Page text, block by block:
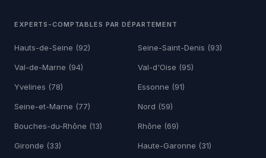
EXPERTS-COMPTABLES PAR DÉPARTEMENT
Hauts-de-Seine (92) Seine-Saint-Denis (93)
Val-de-Marne (94) Val-d'Oise (95)
Yvelines (78) Essonne (91)
Seine-et-Marne (77) Nord (59)
Bouches-du-Rhône (13) Rhône (69)
Gironde (33) Haute-Garonne (31)